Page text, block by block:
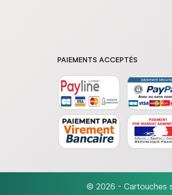
PAIEMENTS ACCEPTÉS
© 2026 - Cartouches